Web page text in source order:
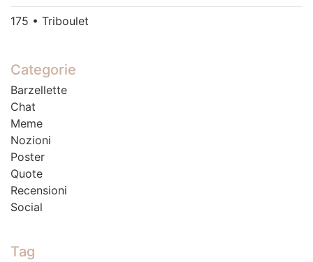
175 • Triboulet
Categorie
Barzellette
Chat
Meme
Nozioni
Poster
Quote
Recensioni
Social
Tag